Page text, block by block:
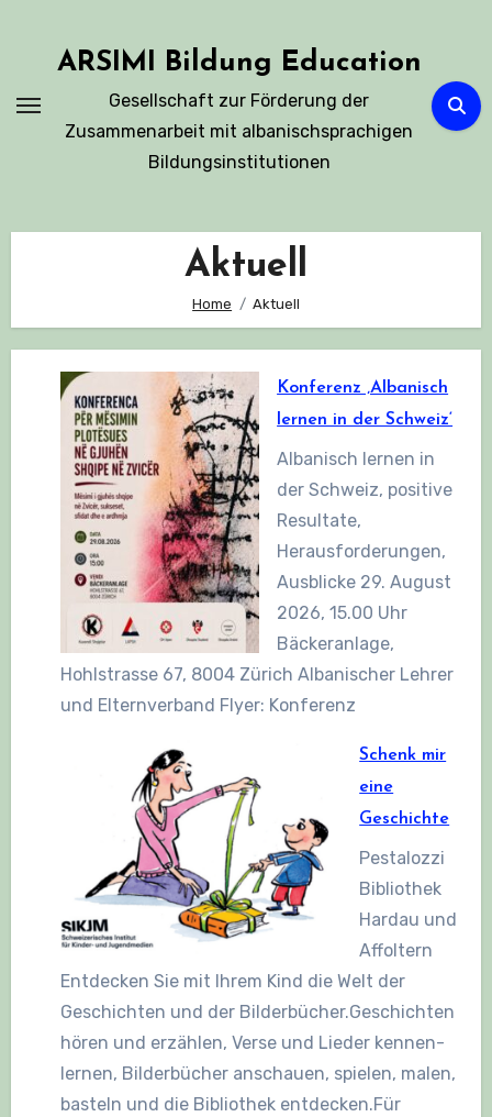
contentARSIMI Bildung Education
Gesellschaft zur Förderung der
Zusammenarbeit mit albanischsprachigen
Bildungsinstitutionen
Aktuell
Home Aktuell
Konferenz ‚Albanisch
lernen in der Schweiz‘
Albanisch lernen in
der Schweiz, positive
Resultate,
Herausforderungen,
Ausblicke 29. August
2026, 15.00 Uhr
Bäckeranlage,
Hohlstrasse 67, 8004 Zürich Albanischer Lehrer
und Elternverband Flyer: Konferenz
Schenk mir
eine
Geschichte
Pestalozzi
Bibliothek
Hardau und
Affoltern
Entdecken Sie mit Ihrem Kind die Welt der
Geschichten und der Bilderbücher.Geschichten
hören und erzählen, Verse und Lieder kennen-
lernen, Bilderbücher anschauen, spielen, malen,
basteln und die Bibliothek entdecken.Für